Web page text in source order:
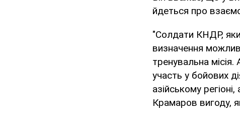
йдеться про
"Солдати КНДР,
визначення
тренувальна
участь у бойових
азійському
Крамаров вигоду,